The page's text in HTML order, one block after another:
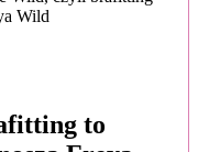
Wild
to